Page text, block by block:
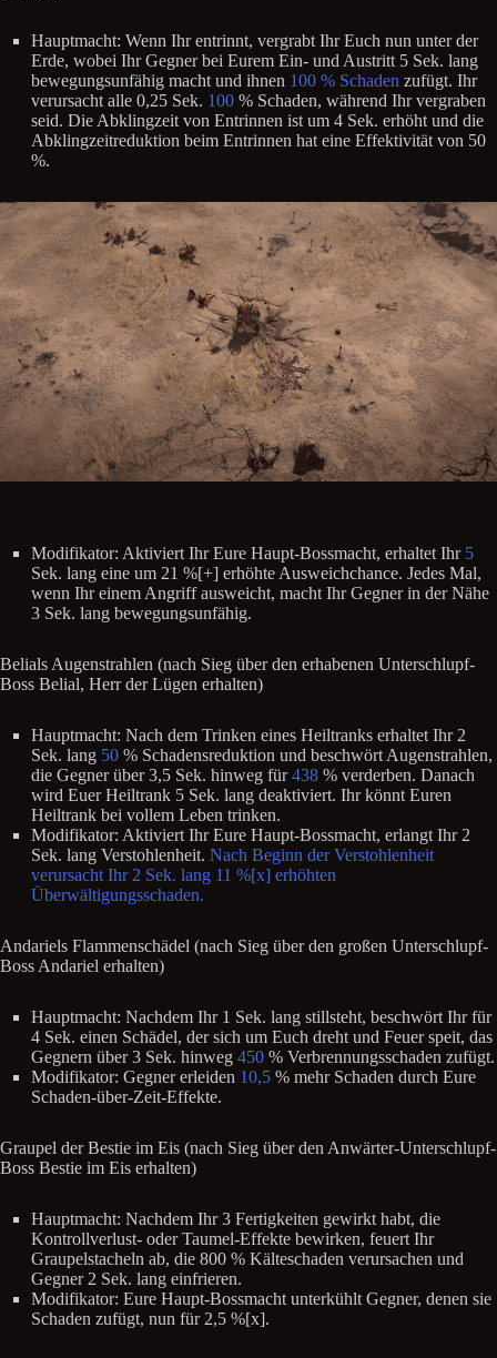
Hauptmacht: Wenn Ihr entrinnt, vergrabt Ihr Euch nun unter der
Erde, wobei Ihr Gegner bei Eurem Ein- und Austritt 5 Sek. lang
bewegungsunfähig macht und ihnen 100 % Schaden zufügt. Ihr
verursacht alle 0,25 Sek. 100 % Schaden, während Ihr vergraben
seid. Die Abklingzeit von Entrinnen ist um 4 Sek. erhöht und die
Abklingzeitreduktion beim Entrinnen hat eine Effektivität von 50
%.
Modifikator: Aktiviert Ihr Eure Haupt-Bossmacht, erhaltet Ihr 5
Sek. lang eine um 21 %[+] erhöhte Ausweichchance. Jedes Mal,
wenn Ihr einem Angriff ausweicht, macht Ihr Gegner in der Nähe
3 Sek. lang bewegungsunfähig.
Belials Augenstrahlen (nach Sieg über den erhabenen Unterschlupf-
Boss Belial, Herr der Lügen erhalten)
Hauptmacht: Nach dem Trinken eines Heiltranks erhaltet Ihr 2
Sek. lang 50 % Schadensreduktion und beschwört Augenstrahlen,
die Gegner über 3,5 Sek. hinweg für438 % verderben. Danach
wird Euer Heiltrank 5 Sek. lang deaktiviert. Ihr könnt Euren
Heiltrank bei vollem Leben trinken.
Modifikator: Aktiviert Ihr Eure Haupt-Bossmacht, erlangt Ihr 2
Sek. lang Verstohlenheit. Nach Beginn der Verstohlenheit
verursacht Ihr 2 Sek. lang 11 %[x] erhöhten
Überwältigungsschaden.
Andariels Flammenschädel (nach Sieg über den großen Unterschlupf-
Boss Andariel erhalten)
Hauptmacht: Nachdem Ihr 1 Sek. lang stillsteht, beschwört Ihr für
4 Sek. einen Schädel, der sich um Euch dreht und Feuer speit, das
Gegnern über 3 Sek. hinweg 450 % Verbrennungsschaden zufügt.
Modifikator: Gegner erleiden 10,5 % mehr Schaden durch Eure
Schaden-über-Zeit-Effekte.
Graupel der Bestie im Eis (nach Sieg über den Anwärter-Unterschlupf-
Boss Bestie im Eis erhalten)
Hauptmacht: Nachdem Ihr 3 Fertigkeiten gewirkt habt, die
Kontrollverlust- oder Taumel-Effekte bewirken, feuert Ihr
Graupelstacheln ab, die 800 % Kälteschaden verursachen und
Gegner 2 Sek. lang einfrieren.
Modifikator: Eure Haupt-Bossmacht unterkühlt Gegner, denen sie
Schaden zufügt, nun für 2,5 %[x].